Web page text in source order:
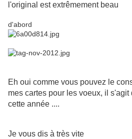
l'original est extrêmement beau
d'abord
le
Eh oui comme vous pouvez le
mes cartes pour les voeux, il s'agit
cette année ....
Je vous dis à très vite